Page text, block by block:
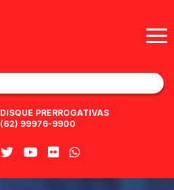
DISQUE PRERROGATIVAS
(62) 99976-9900